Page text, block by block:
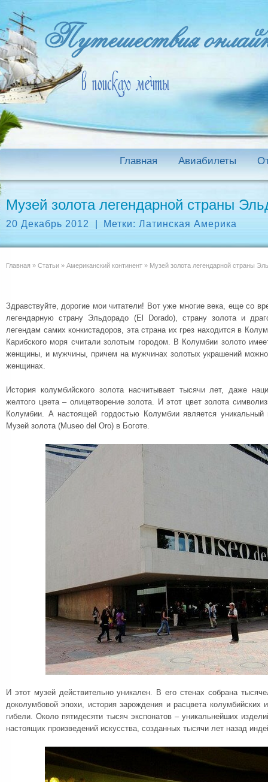
Главная Авиабилеты
Музей золота легендарной страны
20 Декабрь 2012 Метки:Латинская Америка
Главная » Статьи » Американский континент » Музей золота легендарной страны
Здравствуйте, дорогие мои читатели! Вот уже многие века, еще со
легендарную страну Эльдорадо (El Dorado), страну золота и
легендам самих конкистадоров, эта страна их грез находится в
Карибского моря считали золотым городом. В Колумбии золото
женщины, и мужчины, причем на мужчинах золотых украшений
женщинах.
История колумбийского золота насчитывает тысячи лет, даже
желтого цвета – олицетворение золота. И этот цвет золота
Колумбии. А настоящей гордостью Колумбии является
Музей золота (Museo del Oro) в Боготе.
И этот музей действительно уникален. В его стенах собрана
доколумбовой эпохи, история зарождения и расцвета колумбийских
гибели. Около пятидесяти тысяч экспонатов – уникальнейших
настоящих произведений искусства, созданных тысячи лет назад